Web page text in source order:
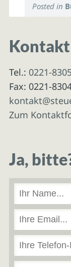
Posted in
Kontakt
Tel.: 0221-
Fax: 0221-
Zum
Ja,